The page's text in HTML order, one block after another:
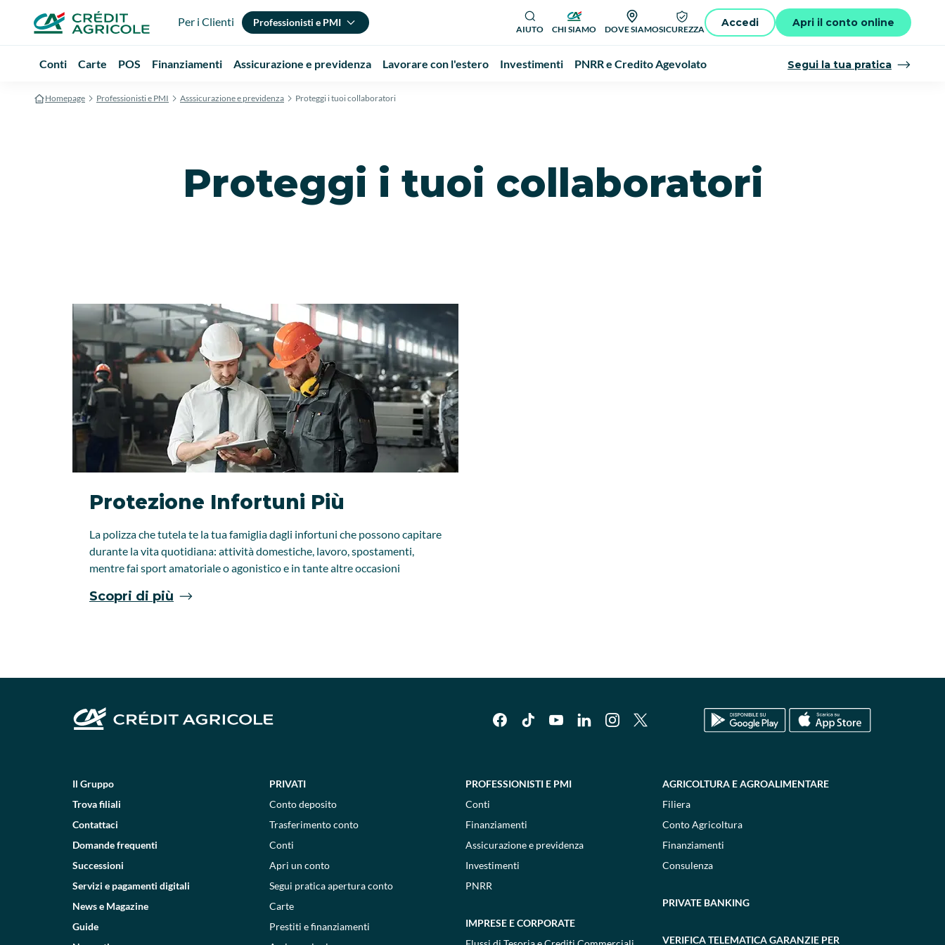
Per i Clienti Professionisti e PMI
AIUTO CHI SIAMO DOVE SIAMOSICUREZZA
Accedi Apri il conto online
Conti Carte POS Finanziamenti Assicurazione e previdenza Lavorare con l'estero Investimenti PNRR e Credito Agevolato Segui la tua pratica
Homepage Professionisti e PMI Asssicurazione e previdenza Proteggi i tuoi collaboratori
Proteggi i tuoi collaboratori
Protezione Infortuni Più
La polizza che tutela te la tua famiglia dagli infortuni che possono capitare
durante la vita quotidiana: attività domestiche, lavoro, spostamenti,
mentre fai sport amatoriale o agonistico e in tante altre occasioni
Scopri di più
Il Gruppo
Trova filiali
Contattaci
Domande frequenti
Successioni
Servizi e pagamenti digitali
News e Magazine
Guide
PRIVATI
Conto deposito
Trasferimento conto
Conti
Apri un conto
Segui pratica apertura conto
Carte
Prestiti e finanziamenti
PROFESSIONISTI E PMI
Conti
Finanziamenti
Assicurazione e previdenza
Investimenti
PNRR
IMPRESE E CORPORATE
AGRICOLTURA E AGROALIMENTARE
Filiera
Conto Agricoltura
Finanziamenti
Consulenza
PRIVATE BANKING
VERIFICA TELEMATICA GARANZIE PER